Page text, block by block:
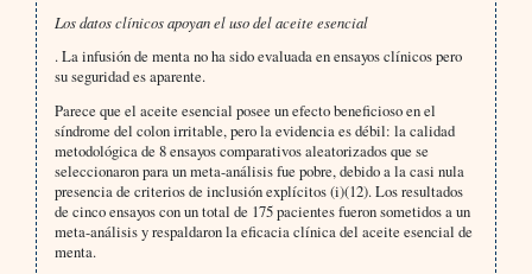
Los datos clínicos apoyan el uso del aceite esencial
. La infusión de menta no ha sido evaluada en ensayos clínicos pero
su seguridad es aparente.
Parece que el aceite esencial posee un efecto beneficioso en el
síndrome del colon irritable, pero la evidencia es débil: la calidad
metodológica de 8 ensayos comparativos aleatorizados que se
seleccionaron para un meta-análisis fue pobre, debido a la casi nula
presencia de criterios de inclusión explícitos (i)(12). Los resultados
de cinco ensayos con un total de 175 pacientes fueron sometidos a un
meta-análisis y respaldaron la eficacia clínica del aceite esencial de
menta.